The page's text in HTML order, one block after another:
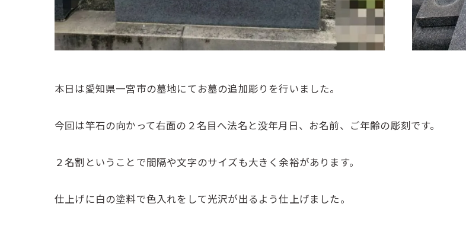
本日は愛知県一宮市の墓地にてお墓の追加彫りを行いました。
今回は竿石の向かって右面の２名目へ法名と没年月日、お名前、ご年齢の彫刻です。
２名割ということで間隔や文字のサイズも大きく余裕があります。
仕上げに白の塗料で色入れをして光沢が出るよう仕上げました。